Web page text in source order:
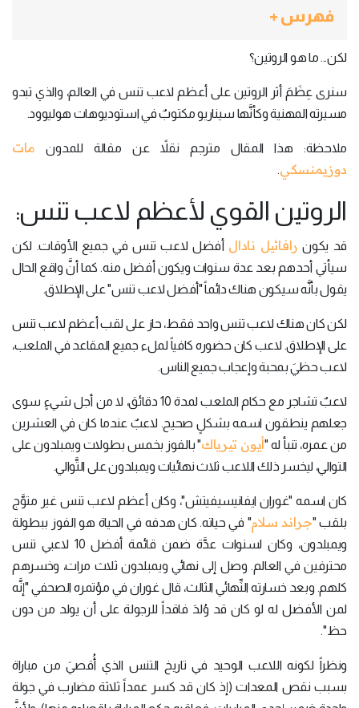
فهرس +
لكن... ما هو الروتين؟
سنرى عِظَمَ أثر الروتين على أعظم لاعب تنس في العالم، والذي تبدو
مسيرته المهنية وكأنَّها سيناريو مكتوبٌ في استوديوهات هوليوود.
ملاحظة: هذا المقال مترجم نقلاً عن مقالة للمدون مات
دوزيمنسكي.
الروتين القوي لأعظم لاعب تنس:
قد يكون رافائيل نادال أفضل لاعب تنس في جميع الأوقات. لكن
سيأتي أحدهم بعد عدة سنوات ويكون أفضل منه. كما أنَّ واقع الحال
يقول بأنَّه سيكون هناك دائماً "أفضل لاعب تنس" على الإطلاق.
لكن كان هناك لاعب تنس واحد فقط، حاز على لقب أعظم لاعب تنس
على الإطلاق. لاعب كان حضوره كافياً لملء جميع المقاعد في الملعب،
لاعب حظيَ بمحبة وإعجاب جميع الناس.
لاعبٌ تشاجر مع حكام الملعب لمدة 10 دقائق، لا من أجل شيءٍ سوى
جعلهم ينطقون اسمه بشكلٍ صحيح. لاعبٌ عندما كان في العشرين
من عمره، تنبأ له "أيون تيرياك" بالفوز بخمس بطولات ويمبلدون على
التوالي، ليخسر ذلك اللاعب ثلاث نهائيات ويمبلدون على التَّوالي.
كان اسمه "غوران ايفانيسيفيتش"، وكان أعظم لاعب تنس غير متوَّج
بلقب "جراند سلام" في حياته. كان هدفه في الحياة هو الفوز ببطولة
ويمبلدون، وكان لسنوات عدَّة ضمن قائمة أفضل 10 لاعبي تنس
محترفين في العالم. وصل إلى نهائي ويمبلدون ثلاث مرات، وخسرهم
كلهم. وبعد خسارته النِّهائي الثالث، قال غوران في مؤتمره الصحفي "إنَّه
لمن الأفضل له لو كان قد وُلدَ فاقداً للرجولة على أن يولد من دون
حظ".
ونظراً لكونه اللاعب الوحيد في تاريخ التنس الذي أُقصيَ من مباراة
بسبب نقص المعدات (إذ كان قد كسر عمداً ثلاثة مضارب في جولة